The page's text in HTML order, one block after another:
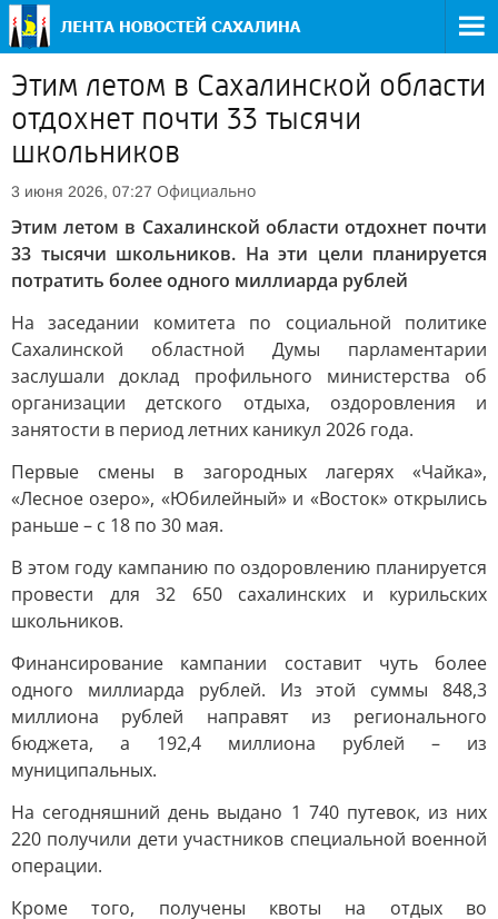
Этим летом в Сахалинской области
отдохнет почти 33 тысячи
школьников
3 июня 2026, 07:27 Официально
Этим летом в Сахалинской области отдохнет почти
33 тысячи школьников. На эти цели планируется
потратить более одного миллиарда рублей
На заседании комитета по социальной политике
Сахалинской областной Думы парламентарии
заслушали доклад профильного министерства об
организации детского отдыха, оздоровления и
занятости в период летних каникул 2026 года.
Первые смены в загородных лагерях «Чайка»,
«Лесное озеро», «Юбилейный» и «Восток» открылись
раньше – с 18 по 30 мая.
В этом году кампанию по оздоровлению планируется
провести для 32 650 сахалинских и курильских
школьников.
Финансирование кампании составит чуть более
одного миллиарда рублей. Из этой суммы 848,3
миллиона рублей направят из регионального
бюджета, а 192,4 миллиона рублей – из
муниципальных.
На сегодняшний день выдано 1 740 путевок, из них
220 получили дети участников специальной военной
операции.
Кроме того, получены квоты на отдых во